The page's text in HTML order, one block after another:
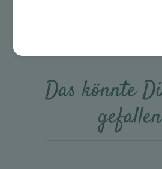
Das könnte
gefallen